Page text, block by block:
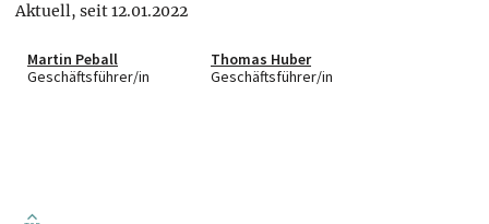
Aktuell, seit 12.01.2022
Martin Peball
Geschäftsführer/in
Thomas Huber
Geschäftsführer/in